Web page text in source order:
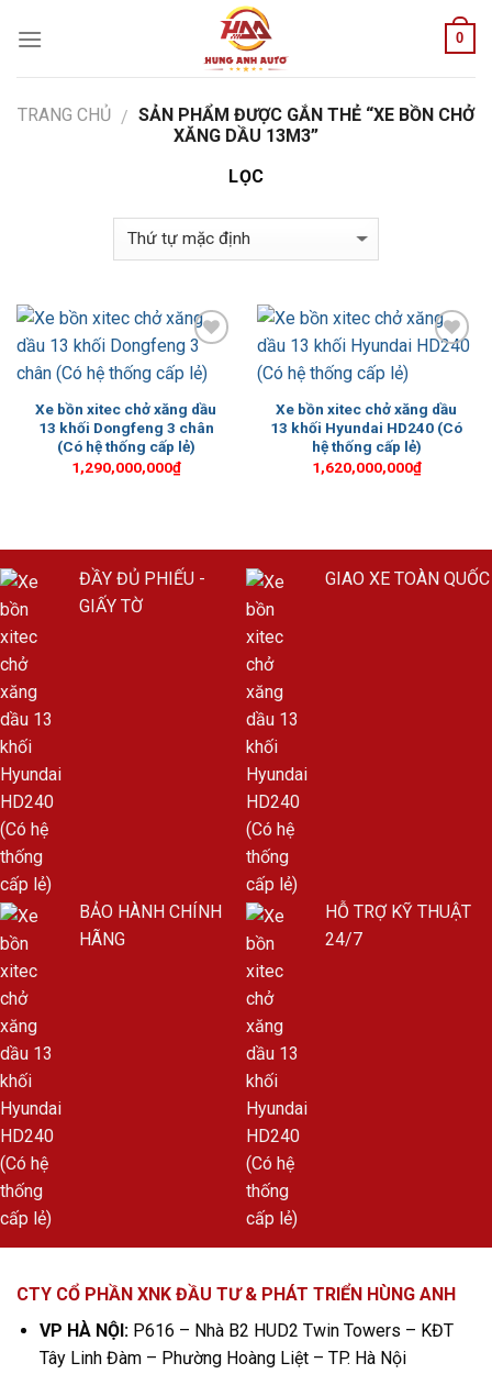
0
TRANG CHỦ / SẢN PHẨM ĐƯỢC GẮN THẺ “XE BỒN CHỞ
XĂNG DẦU 13M3”
LỌC
Add to
Wishlist
Xe bồn xitec chở xăng dầu
13 khối Dongfeng 3 chân
(Có hệ thống cấp lẻ)
1,290,000,000₫
Xe bồn xitec chở xăng dầu
13 khối Hyundai HD240 (Có
hệ thống cấp lẻ)
1,620,000,000₫
ĐẦY ĐỦ PHIẾU -
GIẤY TỜ
GIAO XE TOÀN QUỐC
BẢO HÀNH CHÍNH
HÃNG
HỖ TRỢ KỸ THUẬT
24/7
CTY CỔ PHẦN XNK ĐẦU TƯ & PHÁT TRIỂN HÙNG ANH
VP HÀ NỘI:P616 – Nhà B2 HUD2 Twin Towers – KĐT
Tây Linh Đàm – Phường Hoàng Liệt – TP. Hà Nội